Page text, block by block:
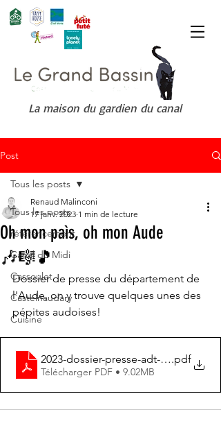
La maison du gardien du canal
Post
Tous les posts
référencement
Canal du Midi
Cassoulet
Castelnaudary
Cuisine
Tous les posts
Oh mon paìs, oh mon Aude
🎶🎼🎵
Renaud Malinconi
17 janv. 2023 1 min de lecture
Dossier de presse du département de
l'Aude, on y trouve quelques unes des
pépites audoises!
2023-dossier-presse-adt-aude
.pdf
Télécharger PDF • 9.02MB